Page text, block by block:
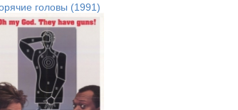
головы (1991)